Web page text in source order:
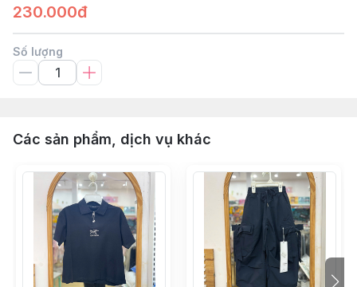
230.000đ
Số lượng
Các sản phẩm, dịch vụ khác